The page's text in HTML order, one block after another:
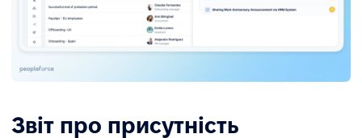
Звіт про присутність